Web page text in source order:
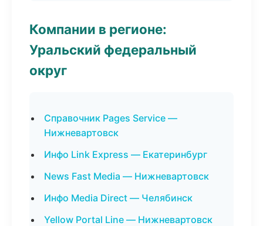
Компании в регионе:
Уральский федеральный
округ
Справочник Pages Service —
Нижневартовск
Инфо Link Express — Екатеринбург
News Fast Media — Нижневартовск
Инфо Media Direct — Челябинск
Yellow Portal Line — Нижневартовск